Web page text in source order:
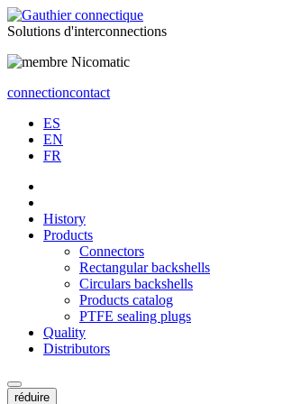
Solutions d'interconnections
connectioncontact
ES
EN
FR
History
Products
Connectors
Rectangular backshells
Circulars backshells
Products catalog
PTFE sealing plugs
Quality
Distributors
réduire